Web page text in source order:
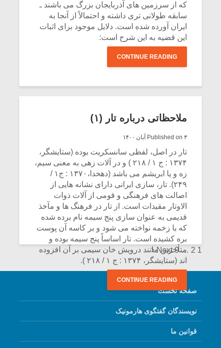
که از سرزمین های آذربایجان بزرگ می باشند ـ
سابقه طولانی تری داشته و احتمالاً از آنجا به
ایران آورده شده است. دلایل موجود برای اثبات
این قضیه به این شرح است:
CONTINUE READING
ملاحظاتی درباره تار (۱)
Published on ۳ آبان ۱۴۰۰
تار در اصل، لفظی سانسکریت بوده (ستایشگر،
۱۳۷۴ : ج ۱ / ۲۱۸ ) و در آلات زهی به معنی سیم،
زه و یا ابریشم می باشد (دهخدا،۱۳۷۰ : ج۱ /
۲۴۹). تار، سازی ایرانی دارای نشانه هایی از
اصالت های فرهنگی و قومی از آلات ذوات
الاوتار مقیدات است. از تار در فرهنگ ها و مآخذ
قدیمی به عنوان سازی پنج سیمه نام برده شده
که با زخمه نواخته می شود و بر کاسه آن پوست
بره کشیده است. تار اساساً پنج سیمه بوده و
متأخرین مانند درویش خان سیمی بر آن افزوده
اند (ستایشگر، ۱۳۷۴ : ج ۱ / ۲۱۸ ).
CONTINUE READING
Posts
navigation
1
2
…
9
Next
صفحه نخست
نویسندگان گفتگوی هارمونیک
قوانین ما